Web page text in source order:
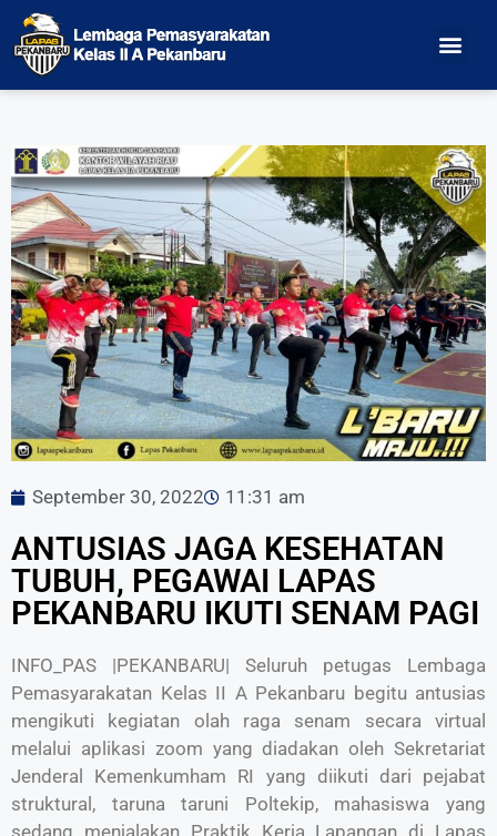
September 30, 2022 11:31 am
ANTUSIAS JAGA KESEHATAN
TUBUH, PEGAWAI LAPAS
PEKANBARU IKUTI SENAM PAGI
INFO_PAS |PEKANBARU| Seluruh petugas Lembaga
Pemasyarakatan Kelas II A Pekanbaru begitu antusias
mengikuti kegiatan olah raga senam secara virtual
melalui aplikasi zoom yang diadakan oleh Sekretariat
Jenderal Kemenkumham RI yang diikuti dari pejabat
struktural, taruna taruni Poltekip, mahasiswa yang